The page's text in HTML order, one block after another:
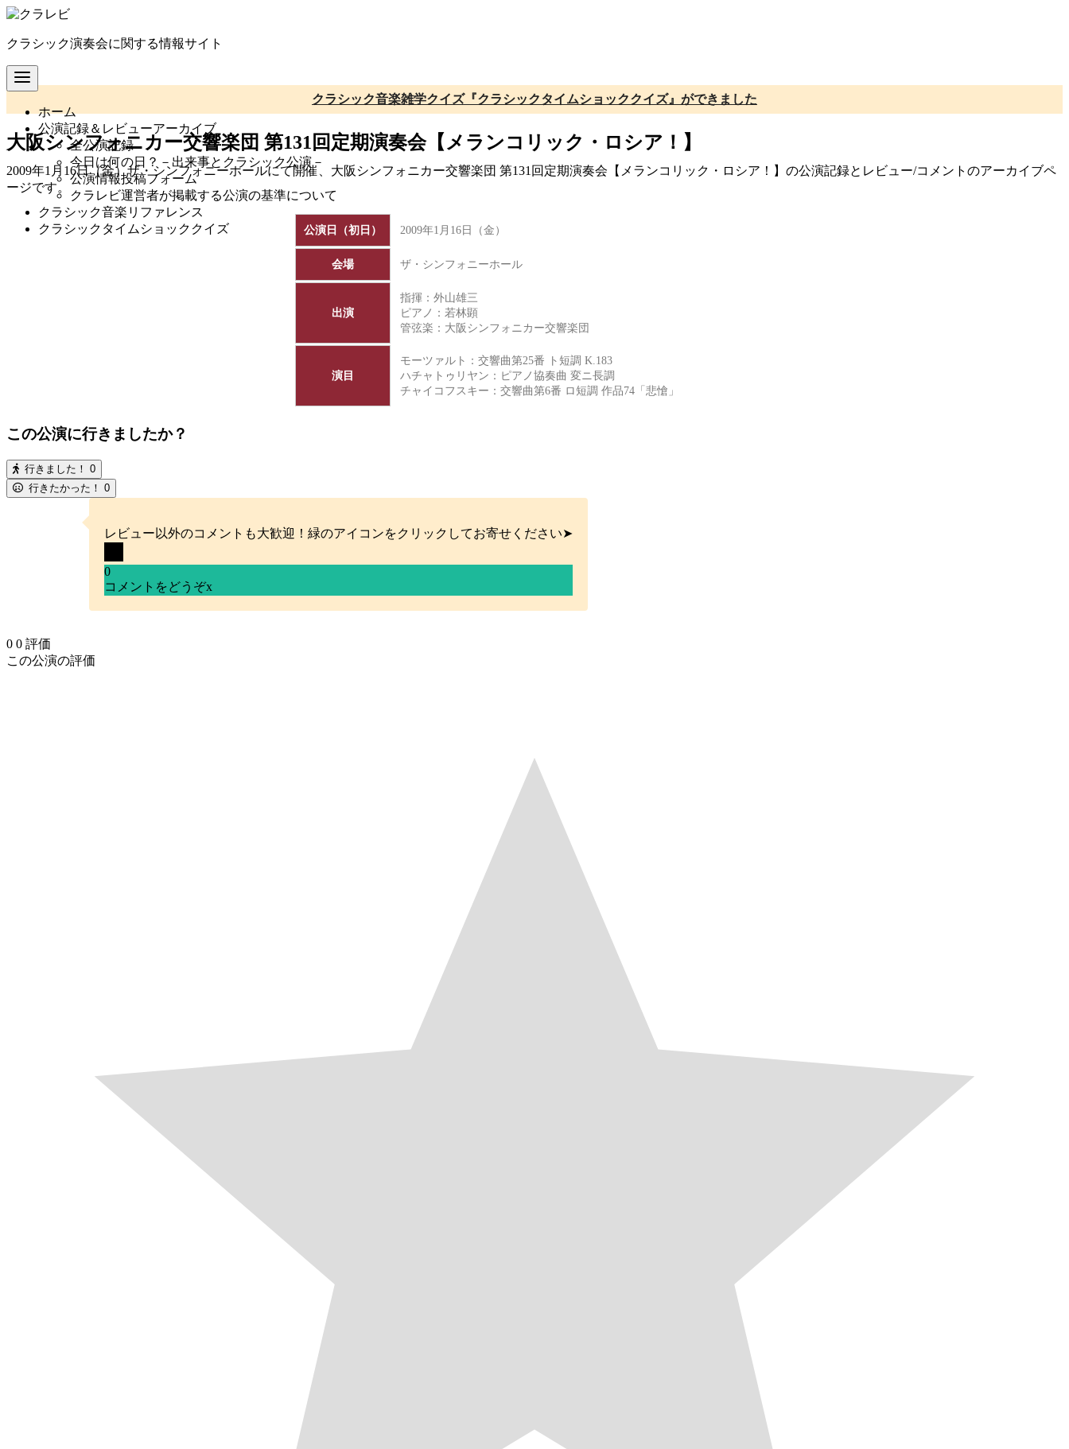
コ
テ
ン
ツ
移
動
クラシック演奏会に関する情報サイト
ホーム
公演記録＆レビューアーカイブ
全公演記録
今日は何の日？－出来事とクラシック公演－
公演情報投稿フォーム
クラレビ運営者が掲載する公演の基準について
クラシック音楽リファレンス
クラシックタイムショッククイズ
クラシック音楽雑学クイズ『クラシックタイムショッククイズ』ができました
大阪シンフォニカー交響楽団 第131回定期演奏会【メランコリック・ロシア！】
2009年1月16日（金）ザ・シンフォニーホールにて開催、大阪シンフォニカー交響楽団 第131回定期演奏会【メランコリック・ロシア！】の公演記録とレビュー/コメントのアーカイブペ
ージです。
公演日（初日） 2009年1月16日（金）
会場 ザ・シンフォニーホール
出演
指揮：外山雄三
ピアノ：若林顕
管弦楽：大阪シンフォニカー交響楽団
演目
モーツァルト：交響曲第25番 ト短調 K.183
ハチャトゥリヤン：ピアノ協奏曲 変ニ長調
チャイコフスキー：交響曲第6番 ロ短調 作品74「悲愴」
この公演に行きましたか？
行きました！ 0
行きたかった！ 0
レビュー以外のコメントも大歓迎！緑のアイコンをクリックしてお寄せください➤
0
コメントをどうぞx
0 0 評価
この公演の評価